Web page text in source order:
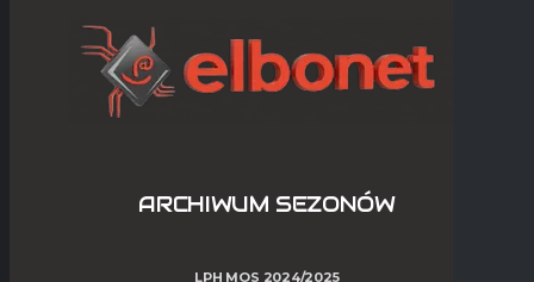
ARCHIWUM SEZONÓW
LPH MOS 2024/2025